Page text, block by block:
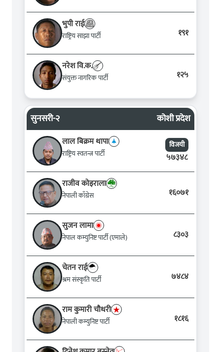
भुपी राई
राष्ट्रिय साझा पार्टी १९१
नरेश वि.क.
संयुक्त नागरिक पार्टी १२५
सुनसरी-२ कोशी प्रदेश
लाल बिक्रम थापा
राष्ट्रिय स्वतन्त्र पार्टी
विजयी
५७३४८
राजीव कोइराला
नेपाली काँग्रेस १६०७१
सुजन लामा
नेपाल कम्युनिष्ट पार्टी (एमाले) ८३०३
चेतन राई
श्रम संस्कृति पार्टी ७४८४
राम कुमारी चौधरी
नेपाली कम्युनिष्ट पार्टी १८१६